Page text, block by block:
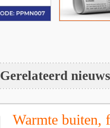
Gerelateerd nieuws
Warmte buiten,